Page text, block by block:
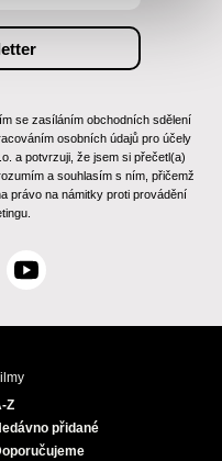
se zasíláním obchodních sdělení
osobních údajů pro účely
a potvrzuji, že jsem si přečetl(a)
rozumím a souhlasím s ním, přičemž
právo na námitky proti provádění
Y
u
Z
přidané